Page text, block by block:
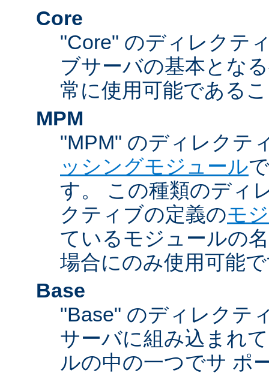
Core
"Core" のディレクテ
ブサーバの基本とな
常に使用可能である
MPM
"MPM" のディレクテ
ッシングモジュール
す。 この種類のディ
クティブの定義のモ
ているモジュールの
場合にのみ使用可能
Base
"Base" のディレクテ
サーバに組み込まれ
ルの中の一つでサ ポ